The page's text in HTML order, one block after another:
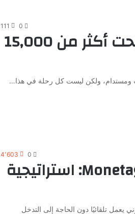
0
111
تجربتي في الربح من التدوين: كيف ربحت أكثر من 15,000
ومستدام، ولكن ليست كل رحلة في هذا…
0 4٬603
الربح من التدوين الأوتوماتيكي عبر Monetag: استراتيجية
يعمل تلقائيًا دون الحاجة إلى التدخل